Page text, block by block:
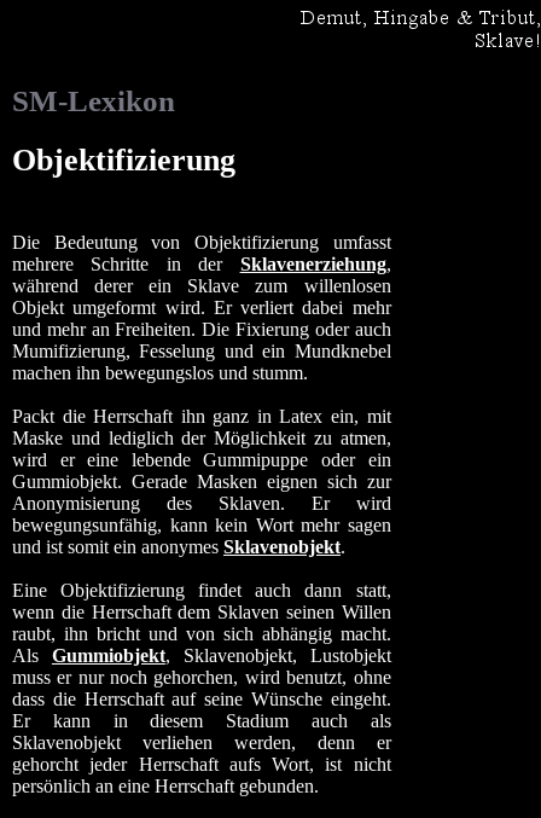
SM-Lexikon
Objektifizierung
Die Bedeutung von Objektifizierung umfasst
mehrere Schritte in der Sklavenerziehung,
während derer ein Sklave zum willenlosen
Objekt umgeformt wird. Er verliert dabei mehr
und mehr an Freiheiten. Die Fixierung oder auch
Mumifizierung, Fesselung und ein Mundknebel
machen ihn bewegungslos und stumm.
Packt die Herrschaft ihn ganz in Latex ein, mit
Maske und lediglich der Möglichkeit zu atmen,
wird er eine lebende Gummipuppe oder ein
Gummiobjekt. Gerade Masken eignen sich zur
Anonymisierung des Sklaven. Er wird
bewegungsunfähig, kann kein Wort mehr sagen
und ist somit ein anonymes Sklavenobjekt.
Eine Objektifizierung findet auch dann statt,
wenn die Herrschaft dem Sklaven seinen Willen
raubt, ihn bricht und von sich abhängig macht.
Als Gummiobjekt, Sklavenobjekt, Lustobjekt
muss er nur noch gehorchen, wird benutzt, ohne
dass die Herrschaft auf seine Wünsche eingeht.
Er kann in diesem Stadium auch als
Sklavenobjekt verliehen werden, denn er
gehorcht jeder Herrschaft aufs Wort, ist nicht
persönlich an eine Herrschaft gebunden.